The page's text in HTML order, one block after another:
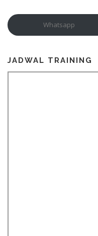
Whatsapp
JADWAL TRAINING